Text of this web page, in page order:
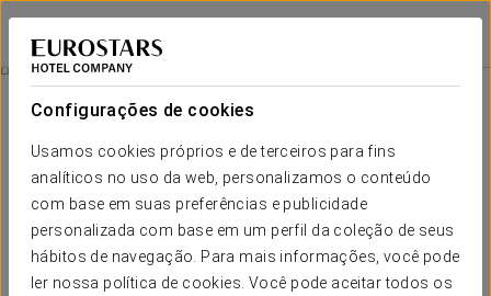
Configurações de cookies
Usamos cookies próprios e de terceiros para fins
analíticos no uso da web, personalizamos o conteúdo
com base em suas preferências e publicidade
personalizada com base em um perfil da coleção de seus
hábitos de navegação. Para mais informações, você pode
ler nossa política de cookies. Você pode aceitar todos os
Eurostars Atlántida
SANTA CRUZ DE TENERIFE
Quartos
Quartos
O conforto e descanso que necessita
Os 144 quartos do Eurostars Atlántida oferecem a combinação
perfeita de amplitude, luminosidade e design contemporâneo,
garantindo que cada estadia seja confortável e agradável.
Destacam-se pela luz natural, decoração moderna e elegante
e uma atmosfera que convida ao descanso, ao bem-estar e a